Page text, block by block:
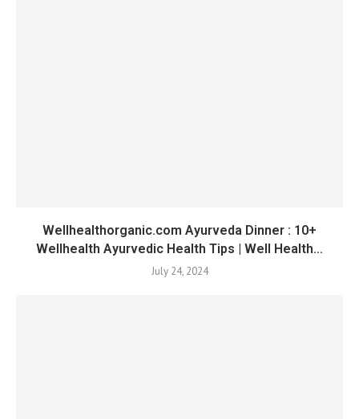
Wellhealthorganic.com Ayurveda Dinner : 10+
Wellhealth Ayurvedic Health Tips | Well Health...
July 24, 2024